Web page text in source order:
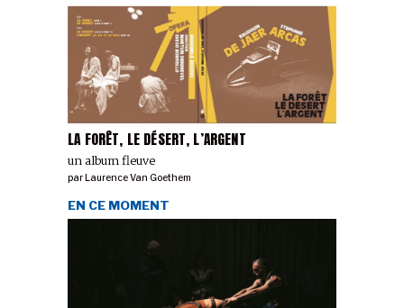
LA FORÊT, LE DÉSERT, L’ARGENT
un album fleuve
par Laurence Van Goethem
EN CE MOMENT